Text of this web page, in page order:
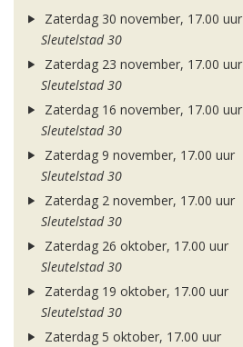
Zaterdag 30 november, 17.00 uur
Sleutelstad 30
Zaterdag 23 november, 17.00 uur
Sleutelstad 30
Zaterdag 16 november, 17.00 uur
Sleutelstad 30
Zaterdag 9 november, 17.00 uur
Sleutelstad 30
Zaterdag 2 november, 17.00 uur
Sleutelstad 30
Zaterdag 26 oktober, 17.00 uur
Sleutelstad 30
Zaterdag 19 oktober, 17.00 uur
Sleutelstad 30
Zaterdag 5 oktober, 17.00 uur